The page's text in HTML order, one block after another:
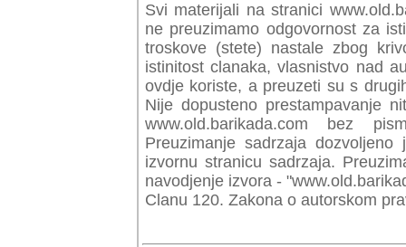
Svi materijali na stranici
preuzimamo odgovornost za
troskove (stete) nastale zbog
istinitost clanaka, vlasnistvo nad
ovdje koriste, a preuzeti su s
Nije dopusteno prestampavanje
www.old.barikada.com bez
Preuzimanje sadrzaja
izvornu stranicu sadrzaja.
navodjenje izvora -
Clanu 120. Zakona o autorskom